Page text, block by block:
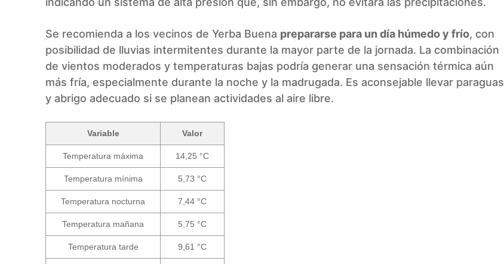
Se recomienda a los vecinos de Yerba Buena prepararse para un día húmedo y frío, con
posibilidad de lluvias intermitentes durante la mayor parte de la jornada. La combinación
de vientos moderados y temperaturas bajas podría generar una sensación térmica aún
más fría, especialmente durante la noche y la madrugada. Es aconsejable llevar paraguas
y abrigo adecuado si se planean actividades al aire libre.
Variable Valor
Temperatura máxima 14,25 °C
Temperatura mínima 5,73 °C
Temperatura nocturna 7,44 °C
Temperatura mañana 5,75 °C
Temperatura tarde 9,61 °C